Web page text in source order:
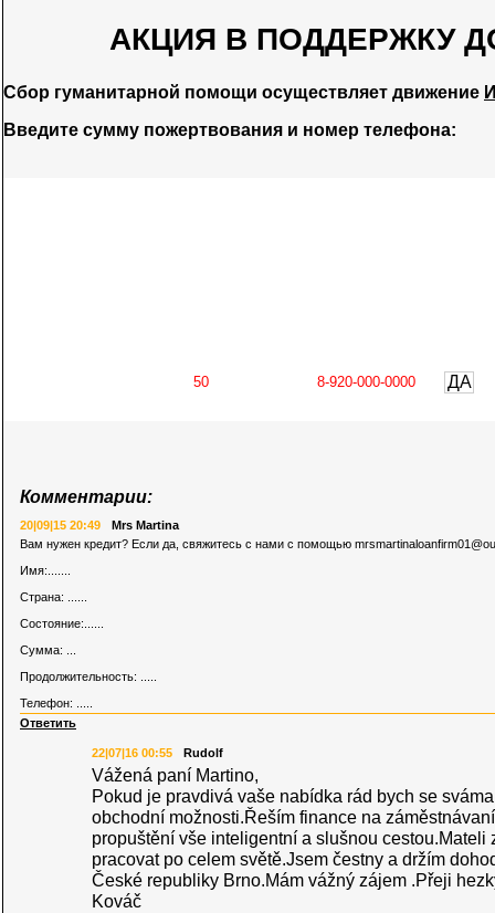
АКЦИЯ В ПОДДЕРЖКУ
Сбор гуманитарной помощи осуществляет движение
Введите сумму пожертвования и номер телефона:
ДА
Комментарии:
20|09|15 20:49
Mrs Martina
Вам нужен кредит? Если да, свяжитесь с нами с помощью
Имя:.......
Страна: ......
Состояние:......
Сумма: ...
Продолжительность: .....
Телефон: .....
Ответить
22|07|16 00:55 Rudolf
Vážená paní Martino,
Pokud je pravdivá vaše nabídka rád bych se
obchodní možnosti.Řeším finance na
propuštění vše inteligentní a slušnou cestou.Mateli
pracovat po celem světě.Jsem čestny a držím
České republiky Brno.Mám vážný zájem .Přeji
Kováč